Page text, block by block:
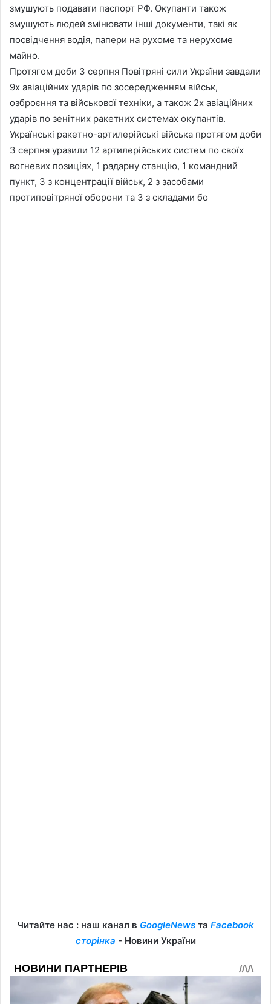
змушують подавати паспорт РФ. Окупанти також
змушують людей змінювати інші документи, такі як
посвідчення водія, папери на рухоме та нерухоме
майно.
Протягом доби 3 серпня Повітряні сили України завдали
9х авіаційних ударів по зосередженням військ,
озброєння та військової техніки, а також 2х авіаційних
ударів по зенітних ракетних системах окупантів.
Українські ракетно-артилерійські війська протягом доби
3 серпня уразили 12 артилерійських систем по своїх
вогневих позиціях, 1 радарну станцію, 1 командний
пункт, 3 з концентрації військ, 2 з засобами
протиповітряної оборони та 3 з складами бо
Читайте нас : наш канал в GoogleNews та Facebook
сторінка - Новини України